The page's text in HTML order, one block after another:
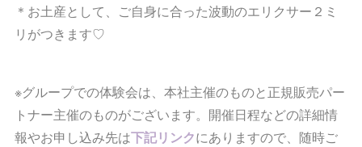
＊お土産として、ご自身に合った波動のエリクサー２ミ
リがつきます♡
※グループでの体験会は、本社主催のものと正規販売パー
トナー主催のものがございます。開催日程などの詳細情
報やお申し込み先は下記リンクにありますので、随時ご